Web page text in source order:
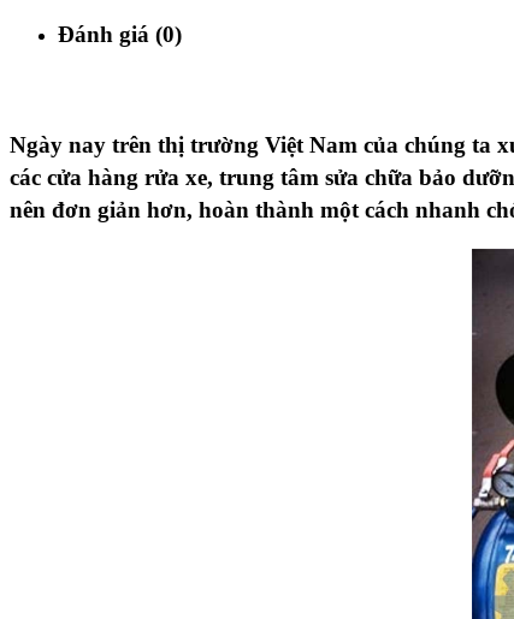
Đánh giá (0)
Ngày nay trên thị trường Việt Nam của chúng ta
các cửa hàng rửa xe, trung tâm sửa chữa bảo
nên đơn giản hơn, hoàn thành một cách nhanh